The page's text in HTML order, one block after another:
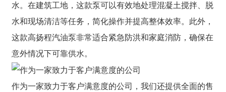
水。在建筑工地，这款泵可以有效地处理混凝土搅拌、脱
水和现场清洁等任务，简化操作并提高整体效率。此外，
这款高扬程汽油泵非常适合紧急防洪和家庭消防，确保在
意外情况下可靠供水。
作为一家致力于客户满意度的公司，我们还提供全面的售